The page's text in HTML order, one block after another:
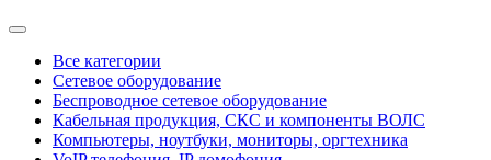
Все категории
Сетевое оборудование
Беспроводное сетевое оборудование
Кабельная продукция, СКС и компоненты ВОЛС
Компьютеры, ноутбуки, мониторы, оргтехника